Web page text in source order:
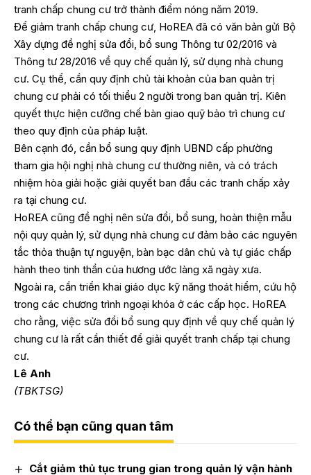
tranh chấp chung cư trở thành điểm nóng năm 2019.
Để giảm tranh chấp chung cư, HoREA đã có văn bản gửi Bộ
Xây dựng đề nghị sửa đổi, bổ sung Thông tư 02/2016 và
Thông tư 28/2016 về quy chế quản lý, sử dụng nhà chung
cư. Cụ thể, cần quy định chủ tài khoản của ban quản trị
chung cư phải có tối thiểu 2 người trong ban quản trị. Kiên
quyết thực hiện cưỡng chế bàn giao quỹ bảo trì chung cư
theo quy định của pháp luật.
Bên cạnh đó, cần bổ sung quy định UBND cấp phường
tham gia hội nghị nhà chung cư thường niên, và có trách
nhiệm hòa giải hoặc giải quyết ban đầu các tranh chấp xảy
ra tại chung cư.
HoREA cũng đề nghị nên sửa đổi, bổ sung, hoàn thiện mẫu
nội quy quản lý, sử dụng nhà chung cư đảm bảo các nguyên
tắc thỏa thuận tự nguyện, bàn bạc dân chủ và tự giác chấp
hành theo tinh thần của hương ước làng xã ngày xưa.
Ngoài ra, cần triển khai giáo dục kỹ năng thoát hiểm, cứu hộ
trong các chương trình ngoại khóa ở các cấp học. HoREA
cho rằng, việc sửa đổi bổ sung quy định về quy chế quản lý
chung cư là rất cần thiết để giải quyết tranh chấp tại chung
cư.
Lê Anh
(TBKTSG)
Có thể bạn cũng quan tâm
Cắt giảm thủ tục trung gian trong quản lý vận hành